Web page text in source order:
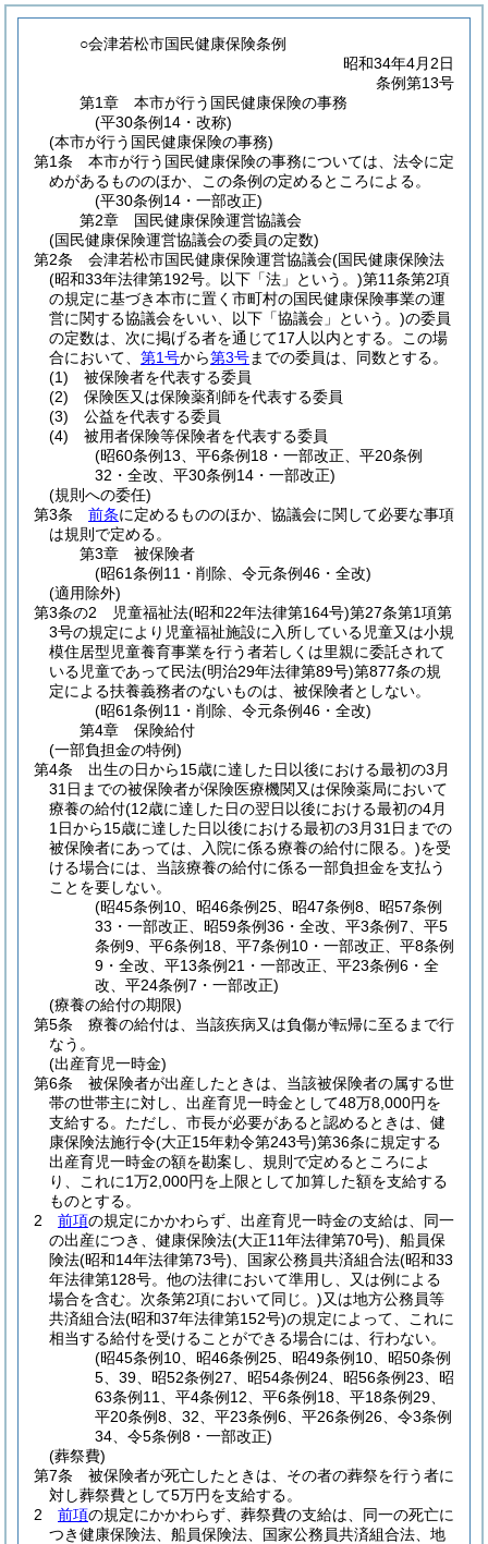
○会津若松市国民健康保険条例
昭和34年4月2日
条例第13号
第1章
本市が行う国民健康保険の事務
(平30条例14・改称)
(本市が行う国民健康保険の事務)
第1条
本市が行う国民健康保険の事務については、法令に定
めがあるもののほか、この条例の定めるところによる。
(平30条例14・一部改正)
第2章
国民健康保険運営協議会
(国民健康保険運営協議会の委員の定数)
第2条
会津若松市国民健康保険運営協議会(国民健康保険法
(昭和33年法律第192号。以下「法」という。)第11条第2項
の規定に基づき本市に置く市町村の国民健康保険事業の運
営に関する協議会をいい、以下「協議会」という。)の委員
の定数は、次に掲げる者を通じて17人以内とする。
この場
合において、 第1号から第3号までの委員は、同数とする。
(1)
被保険者を代表する委員
(2)
保険医又は保険薬剤師を代表する委員
(3)
公益を代表する委員
(4)
被用者保険等保険者を代表する委員
(昭60条例13、平6条例18・一部改正、平20条例
32・全改、平30条例14・一部改正)
(規則への委任)
第3条
前条に定めるもののほか、協議会に関して必要な事項
は規則で定める。
第3章
被保険者
(昭61条例11・削除、令元条例46・全改)
(適用除外)
第3条の2
児童福祉法(昭和22年法律第164号)第27条第1項第
3号の規定により児童福祉施設に入所している児童又は小規
模住居型児童養育事業を行う者若しくは里親に委託されて
いる児童であって民法(明治29年法律第89号)第877条の規
定による扶養義務者のないものは、被保険者としない。
(昭61条例11・削除、令元条例46・全改)
第4章
保険給付
(一部負担金の特例)
第4条
出生の日から15歳に達した日以後における最初の3月
31日までの被保険者が保険医療機関又は保険薬局において
療養の給付(12歳に達した日の翌日以後における最初の4月
1日から15歳に達した日以後における最初の3月31日までの
被保険者にあっては、入院に係る療養の給付に限る。)を受
ける場合には、当該療養の給付に係る一部負担金を支払う
ことを要しない。
(昭45条例10、昭46条例25、昭47条例8、昭57条例
33・一部改正、昭59条例36・全改、平3条例7、平5
条例9、平6条例18、平7条例10・一部改正、平8条例
9・全改、平13条例21・一部改正、平23条例6・全
改、平24条例7・一部改正)
(療養の給付の期限)
第5条
療養の給付は、当該疾病又は負傷が転帰に至るまで行
なう。
(出産育児一時金)
第6条
被保険者が出産したときは、当該被保険者の属する世
帯の世帯主に対し、出産育児一時金として48万8,000円を
支給する。 ただし、市長が必要があると認めるときは、健
康保険法施行令(大正15年勅令第243号)第36条に規定する
出産育児一時金の額を勘案し、規則で定めるところによ
り、これに1万2,000円を上限として加算した額を支給する
ものとする。
2
前項の規定にかかわらず、出産育児一時金の支給は、同一
の出産につき、健康保険法(大正11年法律第70号) 、船員保
険法(昭和14年法律第73号) 、国家公務員共済組合法(昭和33
年法律第128号。他の法律において準用し、又は例による
場合を含む。次条第2項において同じ。)又は地方公務員等
共済組合法(昭和37年法律第152号)の規定によって、これに
相当する給付を受けることができる場合には、行わない。
(昭45条例10、昭46条例25、昭49条例10、昭50条例
5、39、昭52条例27、昭54条例24、昭56条例23、昭
63条例11、平4条例12、平6条例18、平18条例29、
平20条例8、32、平23条例6、平26条例26、令3条例
34、令5条例8・一部改正)
(葬祭費)
第7条
被保険者が死亡したときは、その者の葬祭を行う者に
対し葬祭費として5万円を支給する。
2
前項の規定にかかわらず、葬祭費の支給は、同一の死亡に
つき健康保険法、船員保険法、国家公務員共済組合法、地